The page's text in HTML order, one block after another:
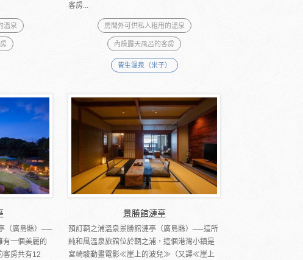
溫泉
客房...
房間外可供私人租用的溫泉
內設露天風呂的客房
皆生溫泉（米子）
（廣島縣）──
有一個美麗的
客房共有12
景勝館漣亭
預訂鞆之浦溫泉景勝館漣亭（廣島縣）──這所
純和風溫泉旅館位於鞆之浦，這個港灣小鎮是
宮崎駿動畫電影≪崖上的波兒≫（又譯≪崖上